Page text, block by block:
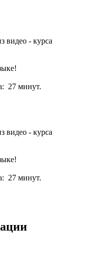
видео - курса
27 минут.
видео - курса
27 минут.